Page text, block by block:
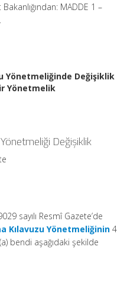
MADDE 1 –
Yönetmeliğinde Değişiklik
Yönetmelik
Değişiklik
sayılı Resmî Gazete’de
Kılavuzu Yönetmeliğinin 4
bendi aşağıdaki şekilde